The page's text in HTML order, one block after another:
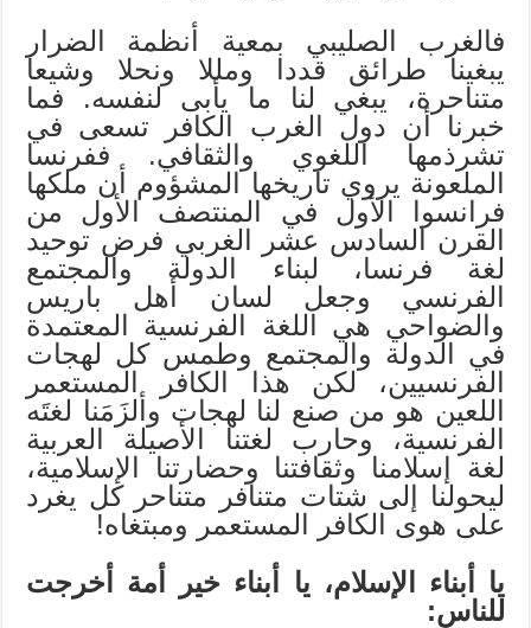
فالغرب الصليبي بمعية أنظمة الضرار
يبغينا طرائق قددا ومللا ونحلا وشيعا
متناحرة، يبغي لنا ما يأبى لنفسه. فما
خبرنا أن دول الغرب الكافر تسعى في
تشرذمها اللغوي والثقافي. ففرنسا
الملعونة يروي تاريخها المشؤوم أن ملكها
فرانسوا الأول في المنتصف الأول من
القرن السادس عشر الغربي فرض توحيد
لغة فرنسا، لبناء الدولة والمجتمع
الفرنسي وجعل لسان أهل باريس
والضواحي هي اللغة الفرنسية المعتمدة
في الدولة والمجتمع وطمس كل لهجات
الفرنسيين، لكن هذا الكافر المستعمر
اللعين هو من صنع لنا لهجات وألزَمَنا لغتَه
الفرنسية، وحارب لغتنا الأصيلة العربية
لغة إسلامنا وثقافتنا وحضارتنا الإسلامية،
ليحولنا إلى شتات متنافر متناحر كل يغرد
على هوى الكافر المستعمر ومبتغاه!
يا أبناء الإسلام، يا أبناء خير أمة أخرجت
للناس: